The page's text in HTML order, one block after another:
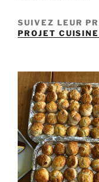
SUIVEZ LEUR
PROJET